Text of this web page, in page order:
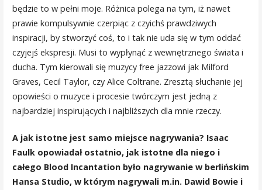
będzie to w pełni moje. Różnica polega na tym, iż nawet
prawie kompulsywnie czerpiąc z czyichś prawdziwych
inspiracji, by stworzyć coś, to i tak nie uda się w tym oddać
czyjejś ekspresji. Musi to wypłynąć z wewnętrznego świata i
ducha. Tym kierowali się muzycy free jazzowi jak Milford
Graves, Cecil Taylor, czy Alice Coltrane. Zresztą słuchanie jej
opowieści o muzyce i procesie twórczym jest jedną z
najbardziej inspirujących i najbliższych dla mnie rzeczy.
A jak istotne jest samo miejsce nagrywania? Isaac
Faulk opowiadał ostatnio, jak istotne dla niego i
całego Blood Incantation było nagrywanie w berlińskim
Hansa Studio, w którym nagrywali m.in. Dawid Bowie i